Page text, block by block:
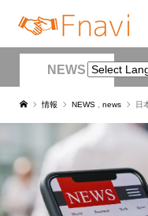
NEWS
情報 NEWS news 日